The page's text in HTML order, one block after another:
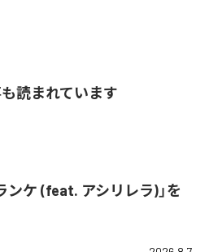
読まれています
ンケ (feat. アシリレラ)」を